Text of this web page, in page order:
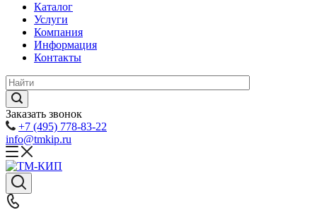
Каталог
Услуги
Компания
Информация
Контакты
Заказать звонок
+7 (495) 778-83-22
info@tmkip.ru